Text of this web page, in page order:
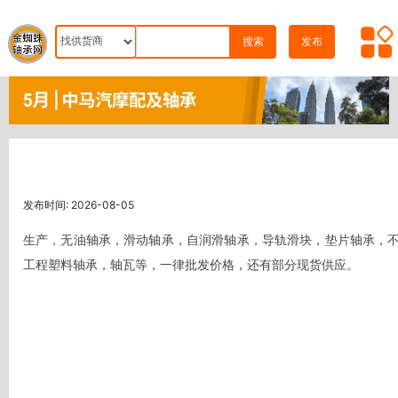
搜索 发布
发布时间: 2026-08-05
生产，无油轴承，滑动轴承，自润滑轴承，导轨滑块，垫片轴承
工程塑料轴承，轴瓦等，一律批发价格，还有部分现货供应。